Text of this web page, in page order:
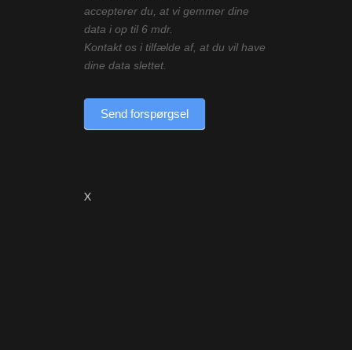
accepterer du, at vi gemmer dine
data i op til 6 mdr.
Kontakt os i tilfælde af, at du vil have
dine data slettet.
Send forspørgsel
X